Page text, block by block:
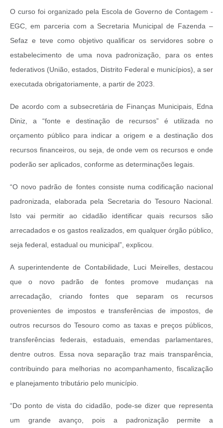
O curso foi organizado pela Escola de Governo de Contagem -
EGC, em parceria com a Secretaria Municipal de Fazenda –
Sefaz e teve como objetivo qualificar os servidores sobre o
estabelecimento de uma nova padronização, para os entes
federativos (União, estados, Distrito Federal e municípios), a ser
executada obrigatoriamente, a partir de 2023.
De acordo com a subsecretária de Finanças Municipais, Edna
Diniz, a “fonte e destinação de recursos” é utilizada no
orçamento público para indicar a origem e a destinação dos
recursos financeiros, ou seja, de onde vem os recursos e onde
poderão ser aplicados, conforme as determinações legais.
“O novo padrão de fontes consiste numa codificação nacional
padronizada, elaborada pela Secretaria do Tesouro Nacional.
Isto vai permitir ao cidadão identificar quais recursos são
arrecadados e os gastos realizados, em qualquer órgão público,
seja federal, estadual ou municipal”, explicou.
A superintendente de Contabilidade, Luci Meirelles, destacou
que o novo padrão de fontes promove mudanças na
arrecadação, criando fontes que separam os recursos
provenientes de impostos e transferências de impostos, de
outros recursos do Tesouro como as taxas e preços públicos,
transferências federais, estaduais, emendas parlamentares,
dentre outros. Essa nova separação traz mais transparência,
contribuindo para melhorias no acompanhamento, fiscalização
e planejamento tributário pelo município.
“Do ponto de vista do cidadão, pode-se dizer que representa
um grande avanço, pois a padronização permite a